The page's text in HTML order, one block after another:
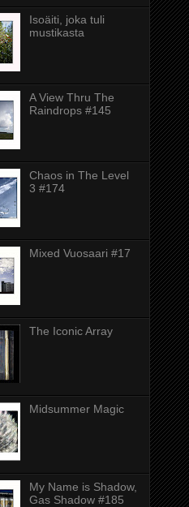
Isoäiti, joka tuli
mustikasta
A View Thru The
Raindrops #145
Chaos in The Level
3 #174
Mixed Vuosaari #17
The Iconic Array
Midsummer Magic
My Name is Shadow,
Gas Shadow #185